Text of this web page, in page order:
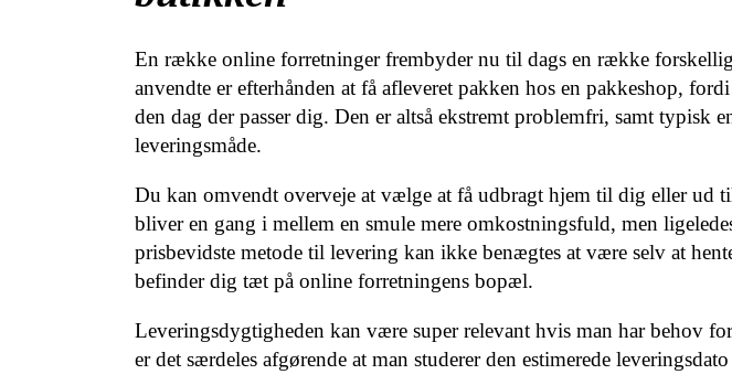
En række online forretninger frembyder nu til dags en række
anvendte er efterhånden at få afleveret pakken hos en pakkeshop,
den dag der passer dig. Den er altså ekstremt problemfri, samt typisk
leveringsmåde.
Du kan omvendt overveje at vælge at få udbragt hjem til dig eller ud
bliver en gang i mellem en smule mere omkostningsfuld, men
prisbevidste metode til levering kan ikke benægtes at være selv at
befinder dig tæt på online forretningens bopæl.
Leveringsdygtigheden kan være super relevant hvis man har behov
er det særdeles afgørende at man studerer den estimerede